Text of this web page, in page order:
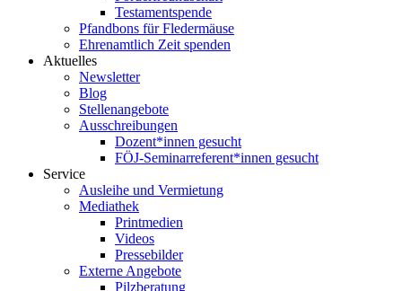
Testamentspende
Pfandbons für Fledermäuse
Ehrenamtlich Zeit spenden
Aktuelles
Newsletter
Blog
Stellenangebote
Ausschreibungen
Dozent*innen gesucht
FÖJ-Seminarreferent*innen gesucht
Service
Ausleihe und Vermietung
Mediathek
Printmedien
Videos
Pressebilder
Externe Angebote
Pilzberatung